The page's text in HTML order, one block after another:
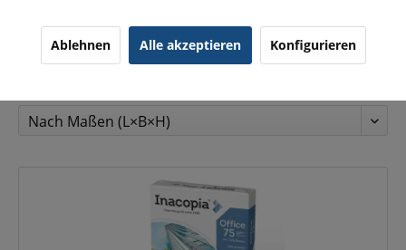
Ablehnen Alle akzeptieren Konfigurieren